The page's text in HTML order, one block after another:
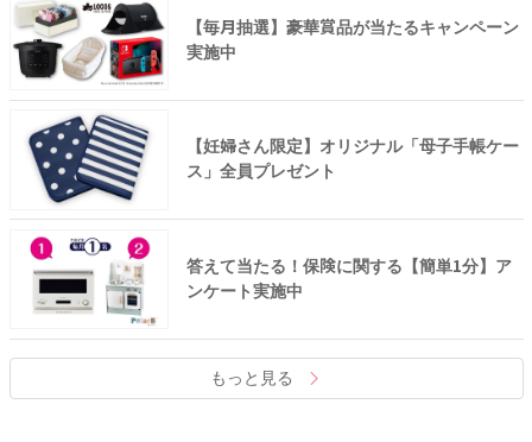
【毎月抽選】豪華賞品が当たるキャンペーン
実施中
【妊婦さん限定】オリジナル「母子手帳ケー
ス」全員プレゼント
答えて当たる！保険に関する【簡単1分】ア
ンケート実施中
もっと見る